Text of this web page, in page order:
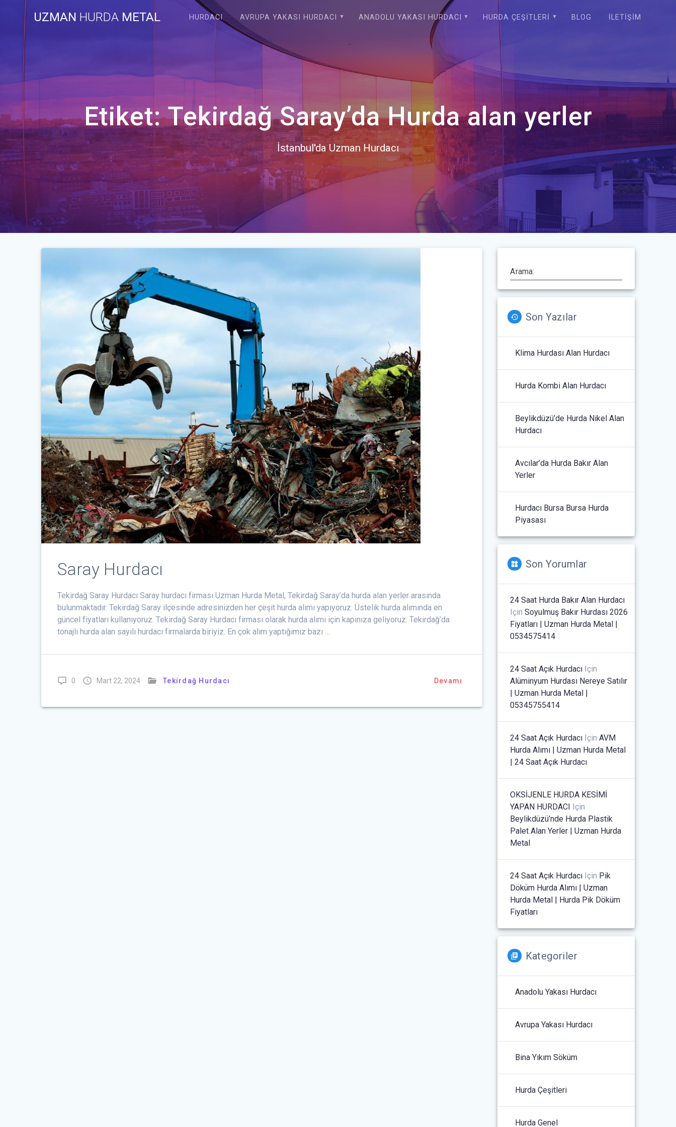
content
UZMAN HURDA METAL HURDACI AVRUPA YAKASI HURDACI ANADOLU YAKASI HURDACI HURDA ÇEŞITLERI BLOG İLETIŞIM
Etiket:Tekirdağ Saray’da Hurda alan yerler
İstanbul'da Uzman Hurdacı
Saray Hurdacı
Tekirdağ Saray Hurdacı Saray hurdacı firması Uzman Hurda Metal, Tekirdağ Saray’da hurda alan yerler arasında
bulunmaktadır. Tekirdağ Saray ilçesinde adresinizden her çeşit hurda alımı yapıyoruz. Üstelik hurda alımında en
güncel fiyatları kullanıyoruz. Tekirdağ Saray Hurdacı firması olarak hurda alımı için kapınıza geliyoruz. Tekirdağ’da
tonajlı hurda alan sayılı hurdacı firmalarda biriyiz. En çok alım yaptığımız bazı …
0 Mart 22, 2024 Tekirdağ Hurdacı Devamı
Arama:
Son Yazılar
Klima Hurdası Alan Hurdacı
Hurda Kombi Alan Hurdacı
Beylikdüzü’de Hurda Nikel Alan
Hurdacı
Avcılar’da Hurda Bakır Alan
Yerler
Hurdacı Bursa Bursa Hurda
Piyasası
Son Yorumlar
24 Saat Hurda Bakır Alan Hurdacı
IçinSoyulmuş Bakır Hurdası 2026
Fiyatları | Uzman Hurda Metal |
0534575414
24 Saat Açık Hurdacı Için
Alüminyum Hurdası Nereye Satılır
| Uzman Hurda Metal |
05345755414
24 Saat Açık Hurdacı IçinAVM
Hurda Alımı | Uzman Hurda Metal
| 24 Saat Açık Hurdacı
OKSİJENLE HURDA KESİMİ
YAPAN HURDACI Için
Beylikdüzü’nde Hurda Plastik
Palet Alan Yerler | Uzman Hurda
Metal
24 Saat Açık Hurdacı Için Pik
Döküm Hurda Alımı | Uzman
Hurda Metal | Hurda Pik Döküm
Fiyatları
Kategoriler
Anadolu Yakası Hurdacı
Avrupa Yakası Hurdacı
Bina Yıkım Söküm
Hurda Çeşitleri
Hurda Genel